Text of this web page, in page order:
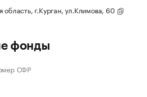
г.Курган, ул.Климова, 60
фонды
СФР